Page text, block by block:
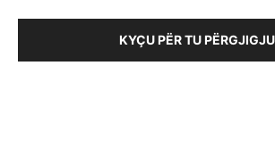
KYÇU PËR TU